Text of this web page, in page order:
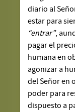
diario al
estar para
“entrar”,
pagar el
humana en
agonizar a
del Señor en
poder para
dispuesto a